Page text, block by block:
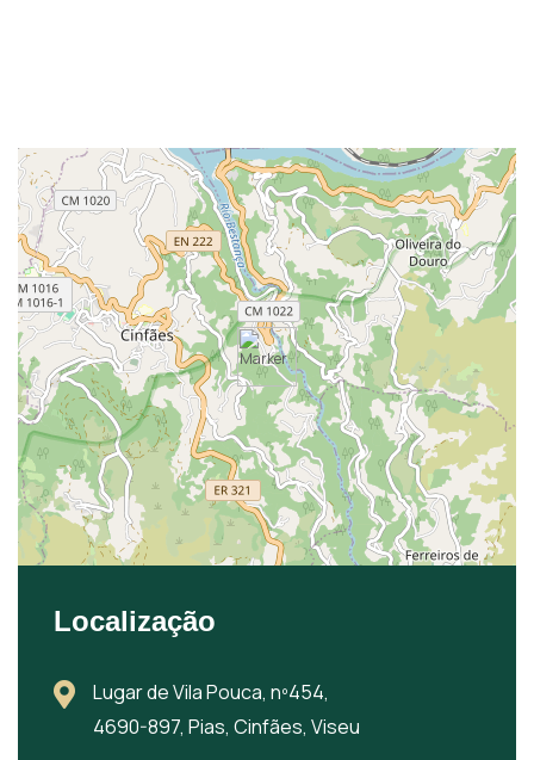
Localização
Lugar de Vila Pouca, nº454,
4690-897, Pias, Cinfães, Viseu